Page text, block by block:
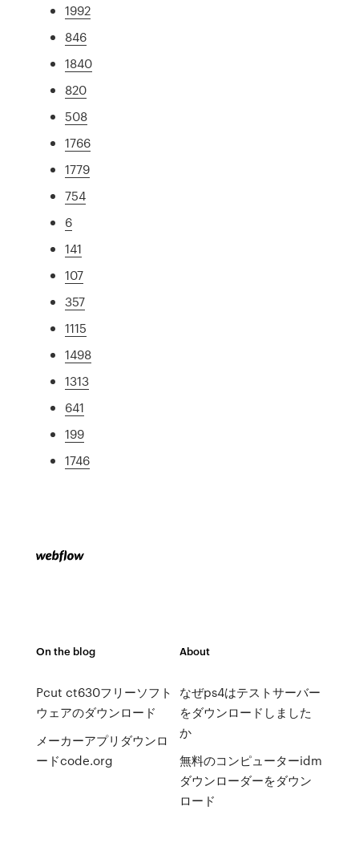
1992
846
1840
820
508
1766
1779
754
6
141
107
357
1115
1498
1313
641
199
1746
On the blog
Pcut ct630フリーソフト
ウェアのダウンロード
メーカーアプリダウンロ
ードcode.org
About
なぜps4はテストサーバー
をダウンロードしました
か
無料のコンピューターidm
ダウンローダーをダウン
ロード